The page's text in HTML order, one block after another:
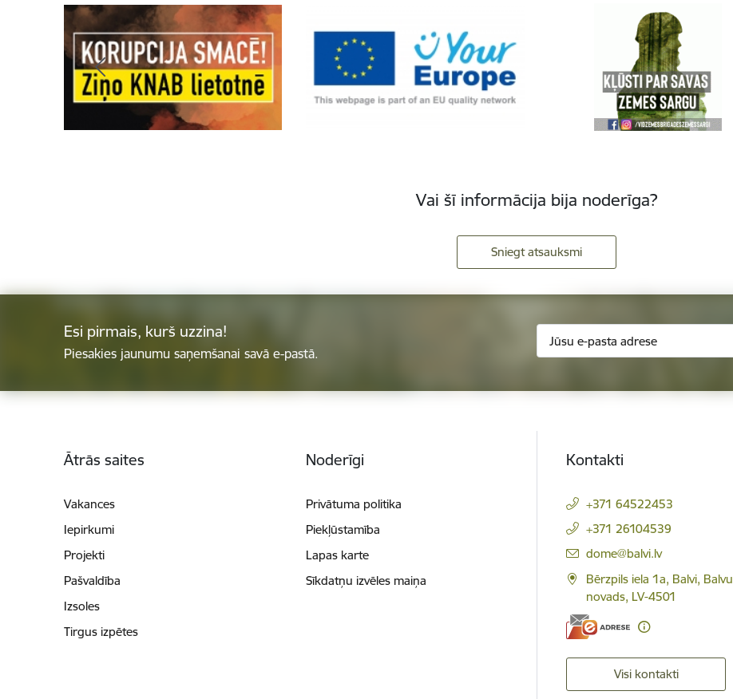
Vai šī informācija bija noderīga?
Sniegt atsauksmi
Esi pirmais, kurš uzzina!
Piesakies jaunumu saņemšanai savā e-pastā.
Ātrās saites
Vakances
Iepirkumi
Projekti
Pašvaldība
Izsoles
Tirgus izpētes
Noderīgi
Privātuma politika
Piekļūstamība
Lapas karte
Sīkdatņu izvēles maiņa
Kontakti
+371 64522453
+371 26104539
E-pasts:
dome@balvi.lv
Bērzpils iela 1a, Balvi, Balvu
novads, LV-4501
Visi kontakti